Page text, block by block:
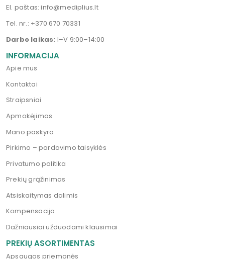
El. paštas:info@mediplius.lt
Tel. nr.: +370 670 70331
Darbo laikas: I–V 9:00–14:00
INFORMACIJA
Apie mus
Kontaktai
Straipsniai
Apmokėjimas
Mano paskyra
Pirkimo – pardavimo taisyklės
Privatumo politika
Prekių grąžinimas
Atsiskaitymas dalimis
Kompensacija
Dažniausiai užduodami klausimai
PREKIŲ ASORTIMENTAS
Apsaugos priemonės